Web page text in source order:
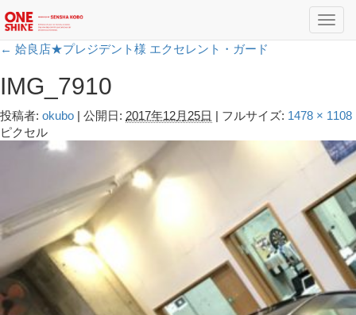
← 姶良店★プレジデント様 エクセレント・ガード
IMG_7910
投稿者: okubo | 公開日: 2017年12月25日 | フルサイズ: 1478 × 1108
ピクセル